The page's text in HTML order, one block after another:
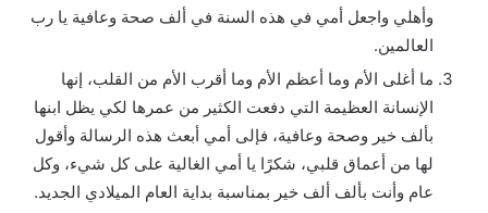
وأهلي واجعل أمي في هذه السنة في ألف صحة وعافية يا رب
العالمين.
ما أغلى الأم وما أعظم الأم وما أقرب الأم من القلب، إنها
الإنسانة العظيمة التي دفعت الكثير من عمرها لكي يظل ابنها
بألف خير وصحة وعافية، فإلى أمي أبعث هذه الرسالة وأقول
لها من أعماق قلبي، شكرًا يا أمي الغالية على كل شيء، وكل
عام وأنت بألف ألف خير بمناسبة بداية العام الميلادي الجديد.